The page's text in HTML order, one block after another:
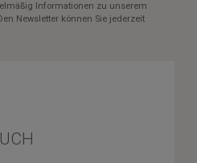
Informationen zu unserem
Newsletter können Sie jederzeit